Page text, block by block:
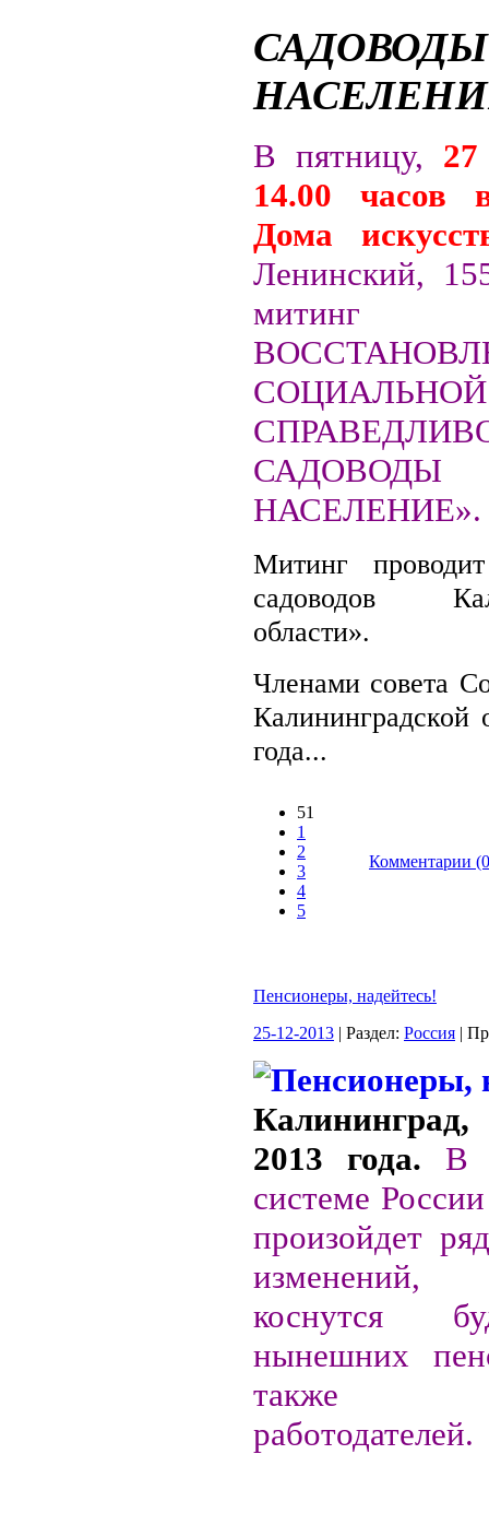
В пятницу,
14.00 часов
Дома
Ленинский,
СОЦИАЛЬНОЙ
НАСЕЛЕНИЕ».
Митинг
садоводов
области».
Членами совета
Калининградской
года...
51
1
2
3
4
5
Комментарии
Пенсионеры, надейтесь!
25-12-2013 | Раздел: Россия |
Калининград,
2013 года.
В
системе
произойдет
коснутся
нынешних
также
работодателей.